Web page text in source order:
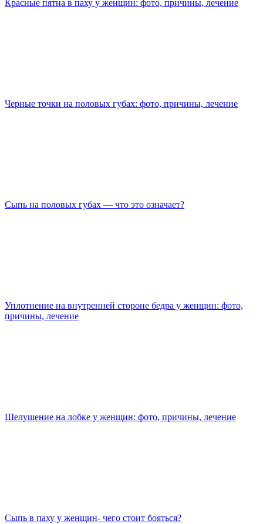
Красные пятна в паху у женщин: фото, причины, лечение
Черные точки на половых губах: фото, причины, лечение
Сыпь на половых губах — что это означает?
Уплотнение на внутренней стороне бедра у женщин: фото,
причины, лечение
Шелушение на лобке у женщин: фото, причины, лечение
Сыпь в паху у женщин- чего стоит бояться?